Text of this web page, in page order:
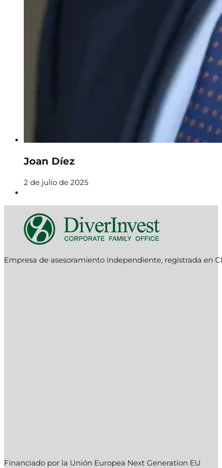
Joan Díez
2 de julio de 2025
Empresa de asesoramiento independiente, registrada en
Financiado por la Unión Europea Next Generation EU